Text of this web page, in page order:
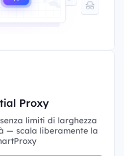
Proxy
limiti di larghezza
— scala liberamente la